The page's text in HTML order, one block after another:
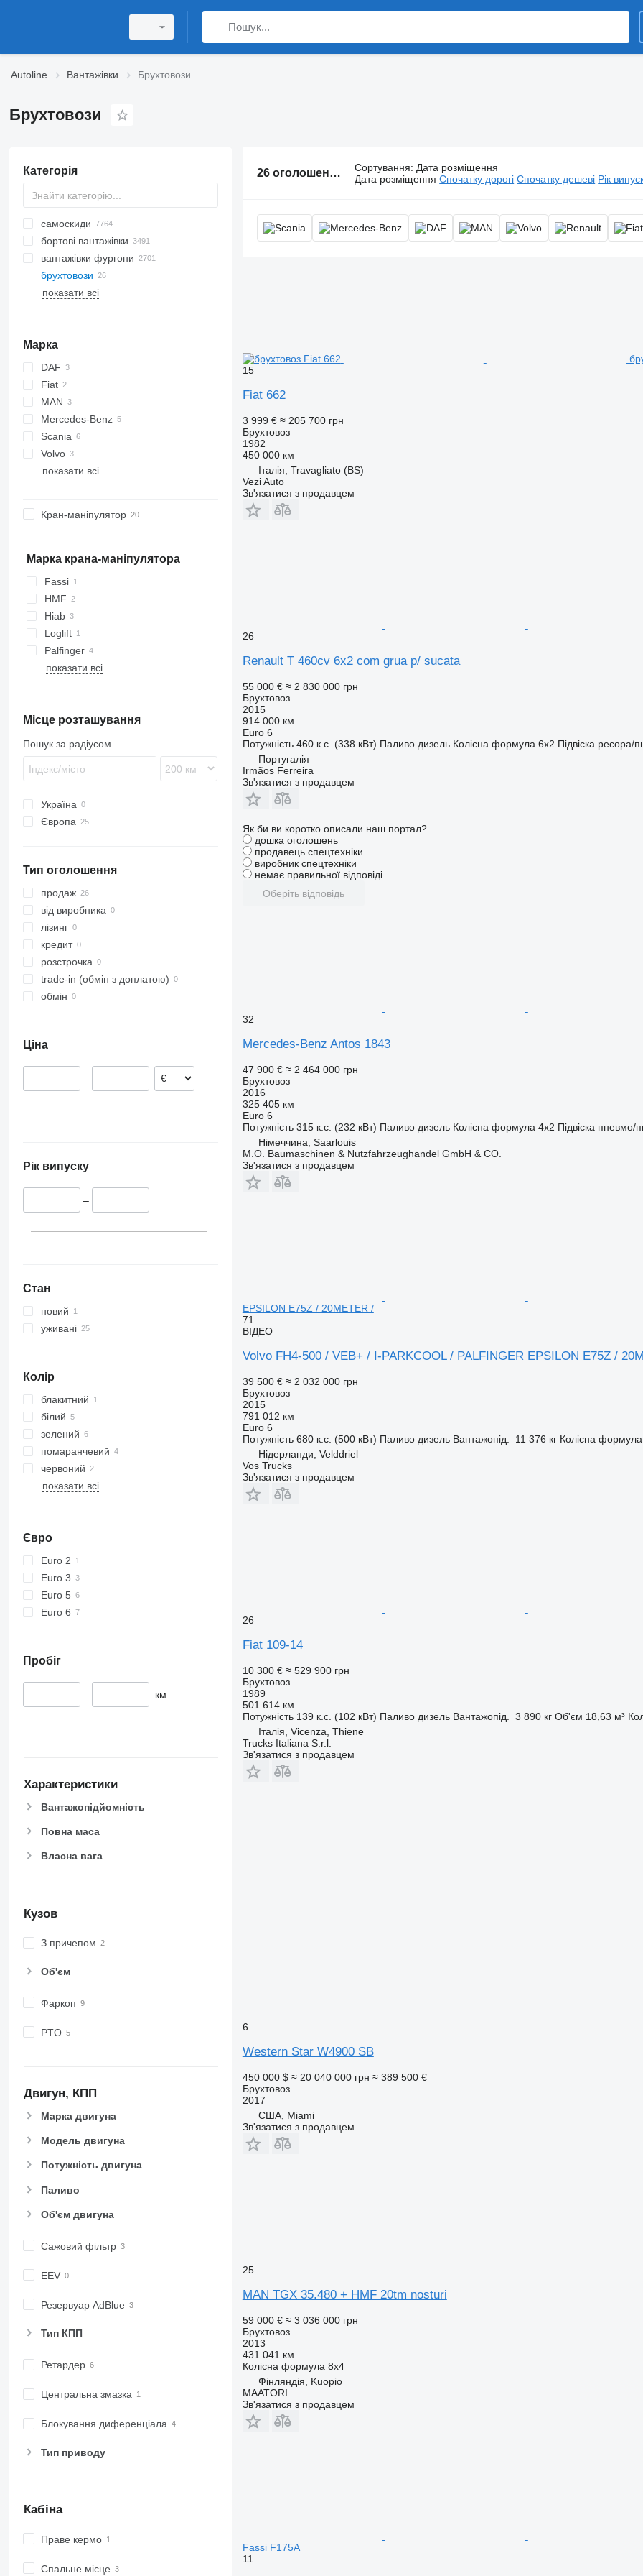
Autoline Вантажівки Брухтовози
Брухтовози
Категорія
самоскиди
бортовi вантажівки
вантажівки фургони
брухтовози
показати всі
Марка
DAF
CF
XF
Fiat
Eurotrakker
MAN
TGL
TGX
Mercedes-Benz
Actros
Antos
Arocs
Premium
T-series
Scania
G-series
P-series
Volvo
FH
4900
показати всі
Кран-маніпулятор
Марка крана-маніпулятора
Fassi
HMF
Hiab
Loglift
Palfinger
показати всі
Місце розташування
Пошук за радіусом
Україна
Європа
Фінляндія
Італія
Угорщина
Чехія
Словенія
Румунія
показати всі
Тип оголошення
продаж
від виробника
лізинг
кредит
розстрочка
trade-in (обмін з доплатою)
обмін
Ціна
–
Рік випуску
–
Стан
новий
уживані
Колір
блакитний
білий
зелений
помаранчевий
червоний
показати всі
Євро
Euro 2
Euro 3
Euro 5
Euro 6
Пробіг
– км
Характеристики
Вантажопідйомність
Повна маса
Власна вага
Кузов
З причепом
Об'єм
Фаркоп
PTO
Двигун, КПП
Марка двигуна
Модель двигуна
Потужність двигуна
Паливо
Об'єм двигуна
Сажовий фільтр
EEV
Резервуар AdBlue
Тип КПП
Ретардер
Центральна змазка
Блокування диференціала
Тип приводу
Кабіна
Праве кермо
Спальне місце
26 оголошень: Брухтовози, металовоз, ломовоз
Сортування: Дата розміщення
Дата розміщення Спочатку дорогі Спочатку дешеві Рік
15
Fiat 662
3 999 € ≈ 205 700 грн
Брухтовоз
1982
450 000 км
Італія, Travagliato (BS)
Vezi Auto
Зв'язатися з продавцем
26
Renault T 460cv 6x2 com grua p/ sucata
55 000 € ≈ 2 830 000 грн
Брухтовоз
2015
914 000 км
Euro 6
Потужність 460 к.с. (338 кВт) Паливо дизель Колісна формула 6x2 Підвіска ресора/
Португалія
Irmãos Ferreira
Зв'язатися з продавцем
Як би ви коротко описали наш портал?
дошка оголошень
продавець спецтехніки
виробник спецтехніки
немає правильної відповіді
Оберіть відповідь
32
Mercedes-Benz Antos 1843
47 900 € ≈ 2 464 000 грн
Брухтовоз
2016
325 405 км
Euro 6
Потужність 315 к.с. (232 кВт) Паливо дизель Колісна формула 4x2 Підвіска пневмо/
Німеччина, Saarlouis
M.O. Baumaschinen & Nutzfahrzeughandel GmbH & CO.
Зв'язатися з продавцем
EPSILON E75Z / 20METER /
71
ВІДЕО
Volvo FH4-500 / VEB+ / I-PARKCOOL / PALFINGER EPSILON E75Z /
39 500 € ≈ 2 032 000 грн
Брухтовоз
2015
791 012 км
Euro 6
Потужність 680 к.с. (500 кВт) Паливо дизель Вантажопід. 11 376 кг Колісна формула
Нідерланди, Velddriel
Vos Trucks
Зв'язатися з продавцем
26
Fiat 109-14
10 300 € ≈ 529 900 грн
Брухтовоз
1989
501 614 км
Потужність 139 к.с. (102 кВт) Паливо дизель Вантажопід. 3 890 кг Об'єм 18,63 м³
Італія, Vicenza, Thiene
Trucks Italiana S.r.l.
Зв'язатися з продавцем
6
Western Star W4900 SB
450 000 $ ≈ 20 040 000 грн ≈ 389 500 €
Брухтовоз
2017
США, Miami
Зв'язатися з продавцем
25
MAN TGX 35.480 + HMF 20tm nosturi
59 000 € ≈ 3 036 000 грн
Брухтовоз
2013
431 041 км
Колісна формула 8x4
Фінляндія, Kuopio
MAATORI
Зв'язатися з продавцем
Fassi F175A
11